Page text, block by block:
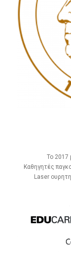
Το 2017
Καθηγητές
Laser